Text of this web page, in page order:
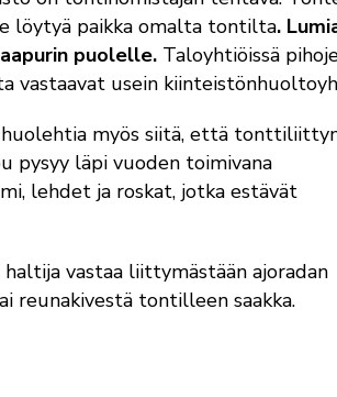
löytyä paikka omalta tontilta.
puolelle.Taloyhtiöissä
vastaavat usein
myös siitä, että
pysyy läpi vuoden toimivana
lehdet ja roskat, jotka estävät
vastaa liittymästään ajoradan
reunakivestä tontilleen saakka.